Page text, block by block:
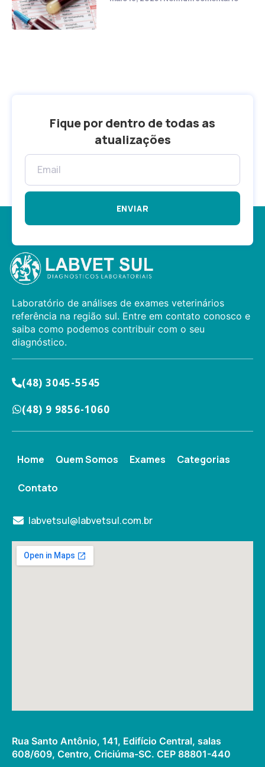
Fique por dentro de todas as
atualizações
ENVIAR
Laboratório de análises de exames veterinários
referência na região sul. Entre em contato conosco e
saiba como podemos contribuir com o seu
diagnóstico.
(48) 3045-5545​
(48) 9 9856-1060​
Home Quem Somos Exames Categorias
Contato
labvetsul@labvetsul.com.br
Rua Santo Antônio, 141, Edifício Central, salas
608/609, Centro, Criciúma-SC. CEP 88801-440